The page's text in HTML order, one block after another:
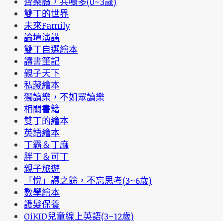
雙丁的世界
未來Family
論壇演講
雙丁自選繪本
讀書筆記
親子天下
私藏繪本
獨讀樂，不如眾讀樂
相關書籍
雙丁的繪本
英語繪本
丁霸＆丁麻
胖丁＆可丁
親子旅遊
「悅」讀之餘，不忘思考(3~6歲)
數學繪本
護髮保養
OiKID兒童線上英語(3~12歲)